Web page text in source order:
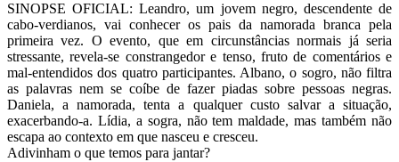
SINOPSE OFICIAL: Leandro, um jovem negro, descendente de
cabo-verdianos, vai conhecer os pais da namorada branca pela
primeira vez. O evento, que em circunstâncias normais já seria
stressante, revela-se constrangedor e tenso, fruto de comentários e
mal-entendidos dos quatro participantes. Albano, o sogro, não filtra
as palavras nem se coíbe de fazer piadas sobre pessoas negras.
Daniela, a namorada, tenta a qualquer custo salvar a situação,
exacerbando-a. Lídia, a sogra, não tem maldade, mas também não
escapa ao contexto em que nasceu e cresceu.
Adivinham o que temos para jantar?